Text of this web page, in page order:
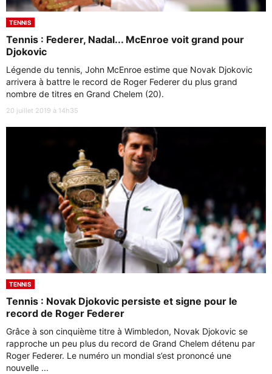
TENNIS
Tennis : Federer, Nadal... McEnroe voit grand pour
Djokovic
Légende du tennis, John McEnroe estime que Novak Djokovic
arrivera à battre le record de Roger Federer du plus grand
nombre de titres en Grand Chelem (20).
20 juillet 2019 à 14h35
TENNIS
Tennis : Novak Djokovic persiste et signe pour le
record de Roger Federer
Grâce à son cinquième titre à Wimbledon, Novak Djokovic se
rapproche un peu plus du record de Grand Chelem détenu par
Roger Federer. Le numéro un mondial s’est prononcé une
nouvelle ...